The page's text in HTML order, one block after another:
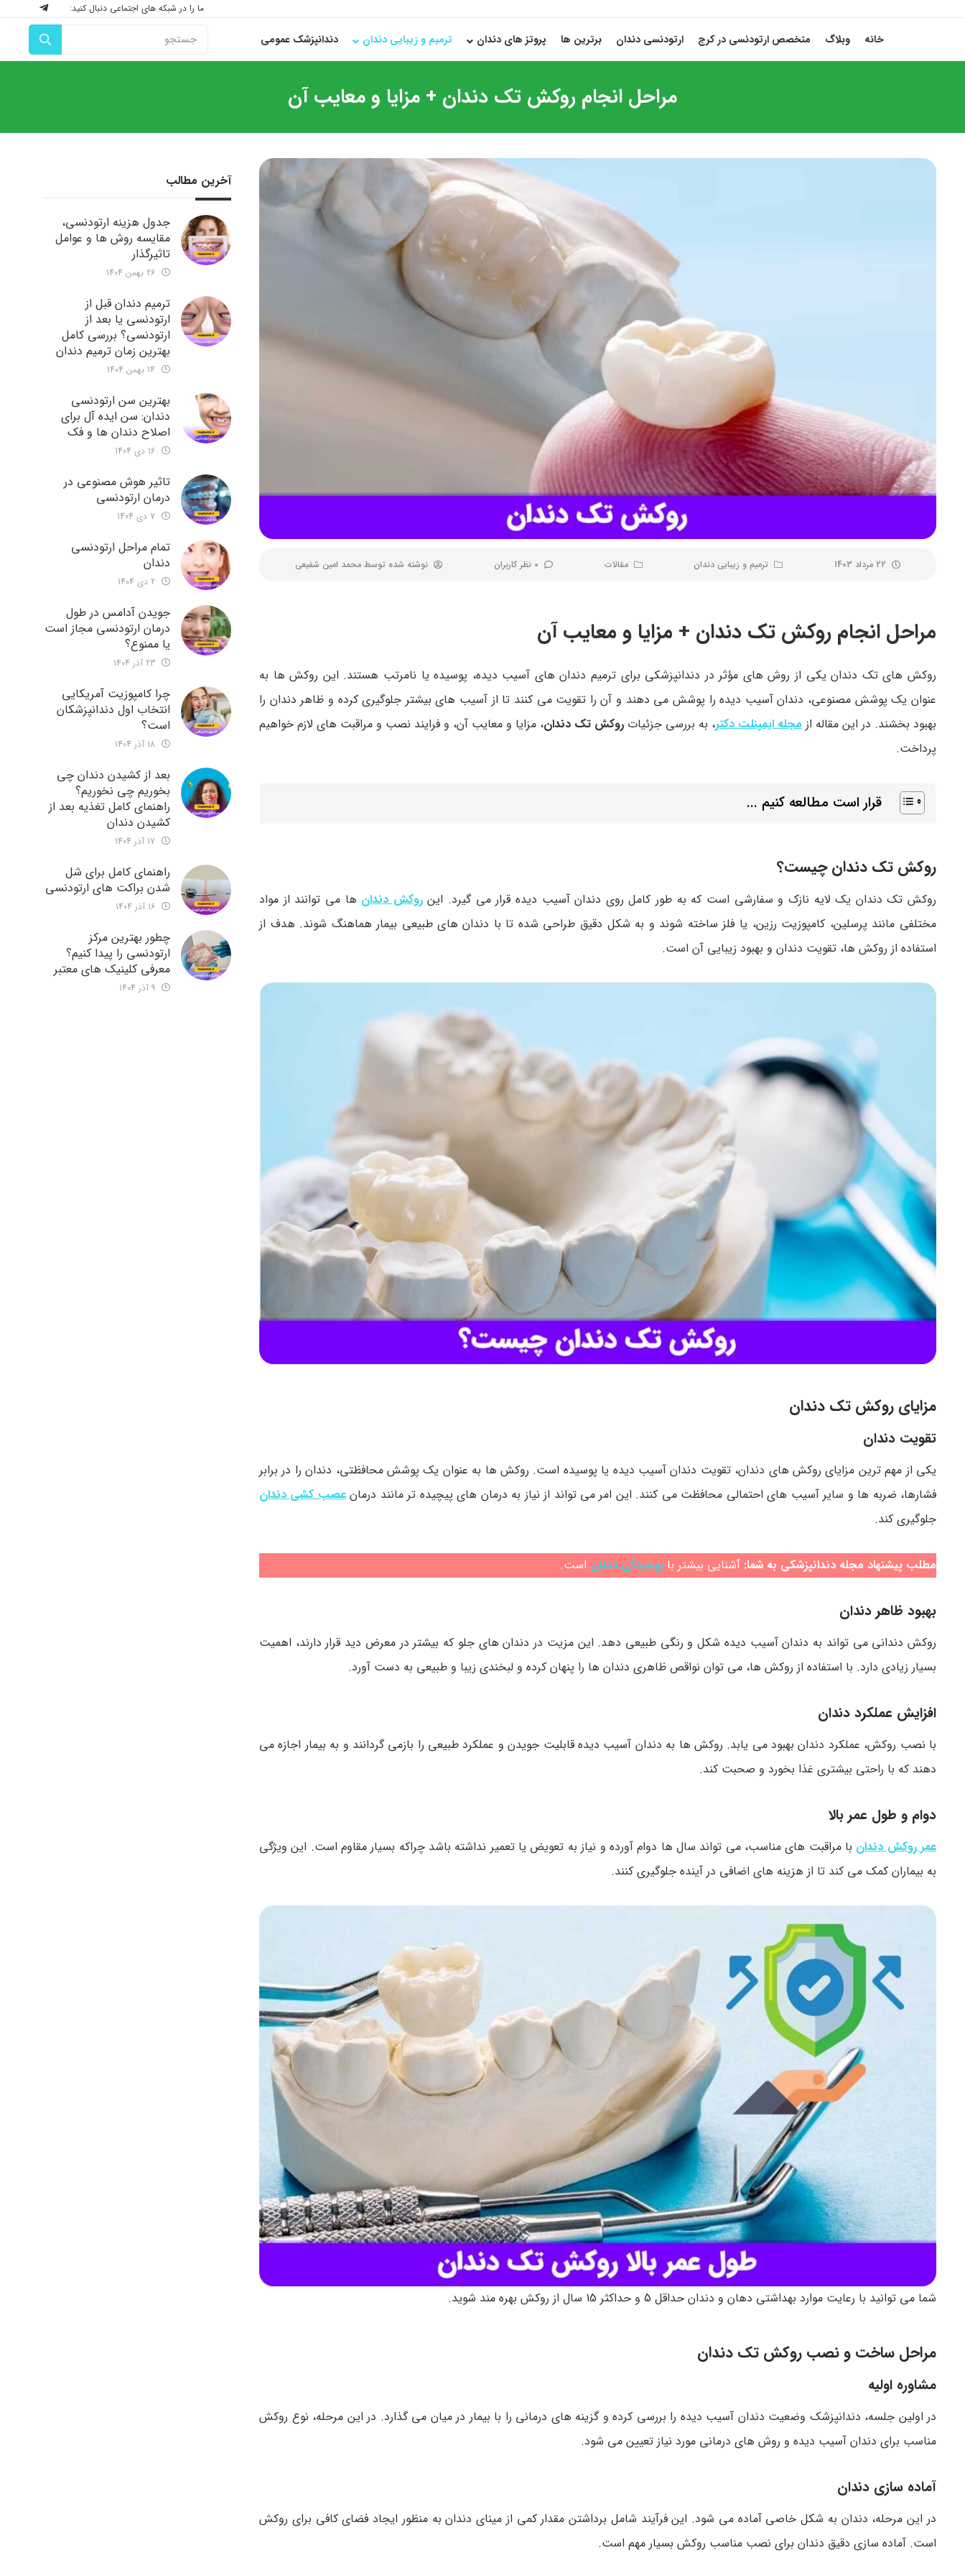
ما را در شبکه های اجتماعی دنبال کنید:
خانه وبلاگ متخصص ارتودنسی در کرج ارتودنسی دندان برترین ها پروتز های دندان ترمیم و زیبایی دندان دندانپزشک عمومی
مراحل انجام روکش تک دندان + مزایا و معایب آن
22 مرداد 1403 ترمیم و زیبایی دندان مقالات 0 نظر کاربران نوشته شده توسط محمد امین شفیعی
مراحل انجام روکش تک دندان + مزایا و معایب آن
روکش های تک دندان یکی از روش های مؤثر در دندانپزشکی برای ترمیم دندان های آسیب دیده، پوسیده یا نامرتب هستند. این روکش ها به
عنوان یک پوشش مصنوعی، دندان آسیب دیده را پوشش می دهند و آن را تقویت می کنند تا از آسیب های بیشتر جلوگیری کرده و ظاهر دندان را
بهبود بخشند. در این مقاله از مجله ایمپنلت دکتر، به بررسی جزئیات روکش تک دندان، مزایا و معایب آن، و فرایند نصب و مراقبت های لازم خواهیم
پرداخت.
قرار است مطالعه کنیم ...
روکش تک دندان چیست؟
روکش تک دندان یک لایه نازک و سفارشی است که به طور کامل روی دندان آسیب دیده قرار می گیرد. اینروکش دندان ها می توانند از مواد
مختلفی مانند پرسلین، کامپوزیت رزین، یا فلز ساخته شوند و به شکل دقیق طراحی شده تا با دندان های طبیعی بیمار هماهنگ شوند. هدف از
استفاده از روکش ها، تقویت دندان و بهبود زیبایی آن است.
مزایای روکش تک دندان
تقویت دندان
یکی از مهم ترین مزایای روکش های دندان، تقویت دندان آسیب دیده یا پوسیده است. روکش ها به عنوان یک پوشش محافظتی، دندان را در برابر
فشارها، ضربه ها و سایر آسیب های احتمالی محافظت می کنند. این امر می تواند از نیاز به درمان های پیچیده تر مانند درمانعصب کشی دندان
جلوگیری کند.
مطلب پیشنهاد مجله دندانپزشکی به شما: آشنایی بیشتر با پوسیدگی دندان است.
بهبود ظاهر دندان
روکش دندانی می تواند به دندان آسیب دیده شکل و رنگی طبیعی دهد. این مزیت در دندان های جلو که بیشتر در معرض دید قرار دارند، اهمیت
بسیار زیادی دارد. با استفاده از روکش ها، می توان نواقص ظاهری دندان ها را پنهان کرده و لبخندی زیبا و طبیعی به دست آورد.
افزایش عملکرد دندان
با نصب روکش، عملکرد دندان بهبود می یابد. روکش ها به دندان آسیب دیده قابلیت جویدن و عملکرد طبیعی را بازمی گردانند و به بیمار اجازه می
دهند که با راحتی بیشتری غذا بخورد و صحبت کند.
دوام و طول عمر بالا
عمر روکش دندان با مراقبت های مناسب، می تواند سال ها دوام آورده و نیاز به تعویض یا تعمیر نداشته باشد چراکه بسیار مقاوم است. این ویژگی
به بیماران کمک می کند تا از هزینه های اضافی در آینده جلوگیری کنند.
شما می توانید با رعایت موارد بهداشتی دهان و دندان حداقل 5 و حداکثر 15 سال از روکش بهره مند شوید.
مراحل ساخت و نصب روکش تک دندان
مشاوره اولیه
در اولین جلسه، دندانپزشک وضعیت دندان آسیب دیده را بررسی کرده و گزینه های درمانی را با بیمار در میان می گذارد. در این مرحله، نوع روکش
مناسب برای دندان آسیب دیده و روش های درمانی مورد نیاز تعیین می شود.
آماده سازی دندان
در این مرحله، دندان به شکل خاصی آماده می شود. این فرآیند شامل برداشتن مقدار کمی از مینای دندان به منظور ایجاد فضای کافی برای روکش
است. آماده سازی دقیق دندان برای نصب مناسب روکش بسیار مهم است.
آخرین مطالب
جدول هزینه ارتودنسی،
مقایسه روش ها و عوامل
تاثیرگذار
ترمیم دندان قبل از
ارتودنسی یا بعد از
ارتودنسی؟ بررسی کامل
بهترین زمان ترمیم دندان
بهترین سن ارتودنسی
دندان: سن ایده آل برای
اصلاح دندان ها و فک
تاثیر هوش مصنوعی در
درمان ارتودنسی
تمام مراحل ارتودنسی
دندان
جویدن آدامس در طول
درمان ارتودنسی مجاز است
یا ممنوع؟
چرا کامپوزیت آمریکایی
انتخاب اول دندانپزشکان
است؟
بعد از کشیدن دندان چی
بخوریم چی نخوریم؟
راهنمای کامل تغذیه بعد از
کشیدن دندان
راهنمای کامل برای شل
شدن براکت های ارتودنسی
چطور بهترین مرکز
ارتودنسی را پیدا کنیم؟
معرفی کلینیک های معتبر